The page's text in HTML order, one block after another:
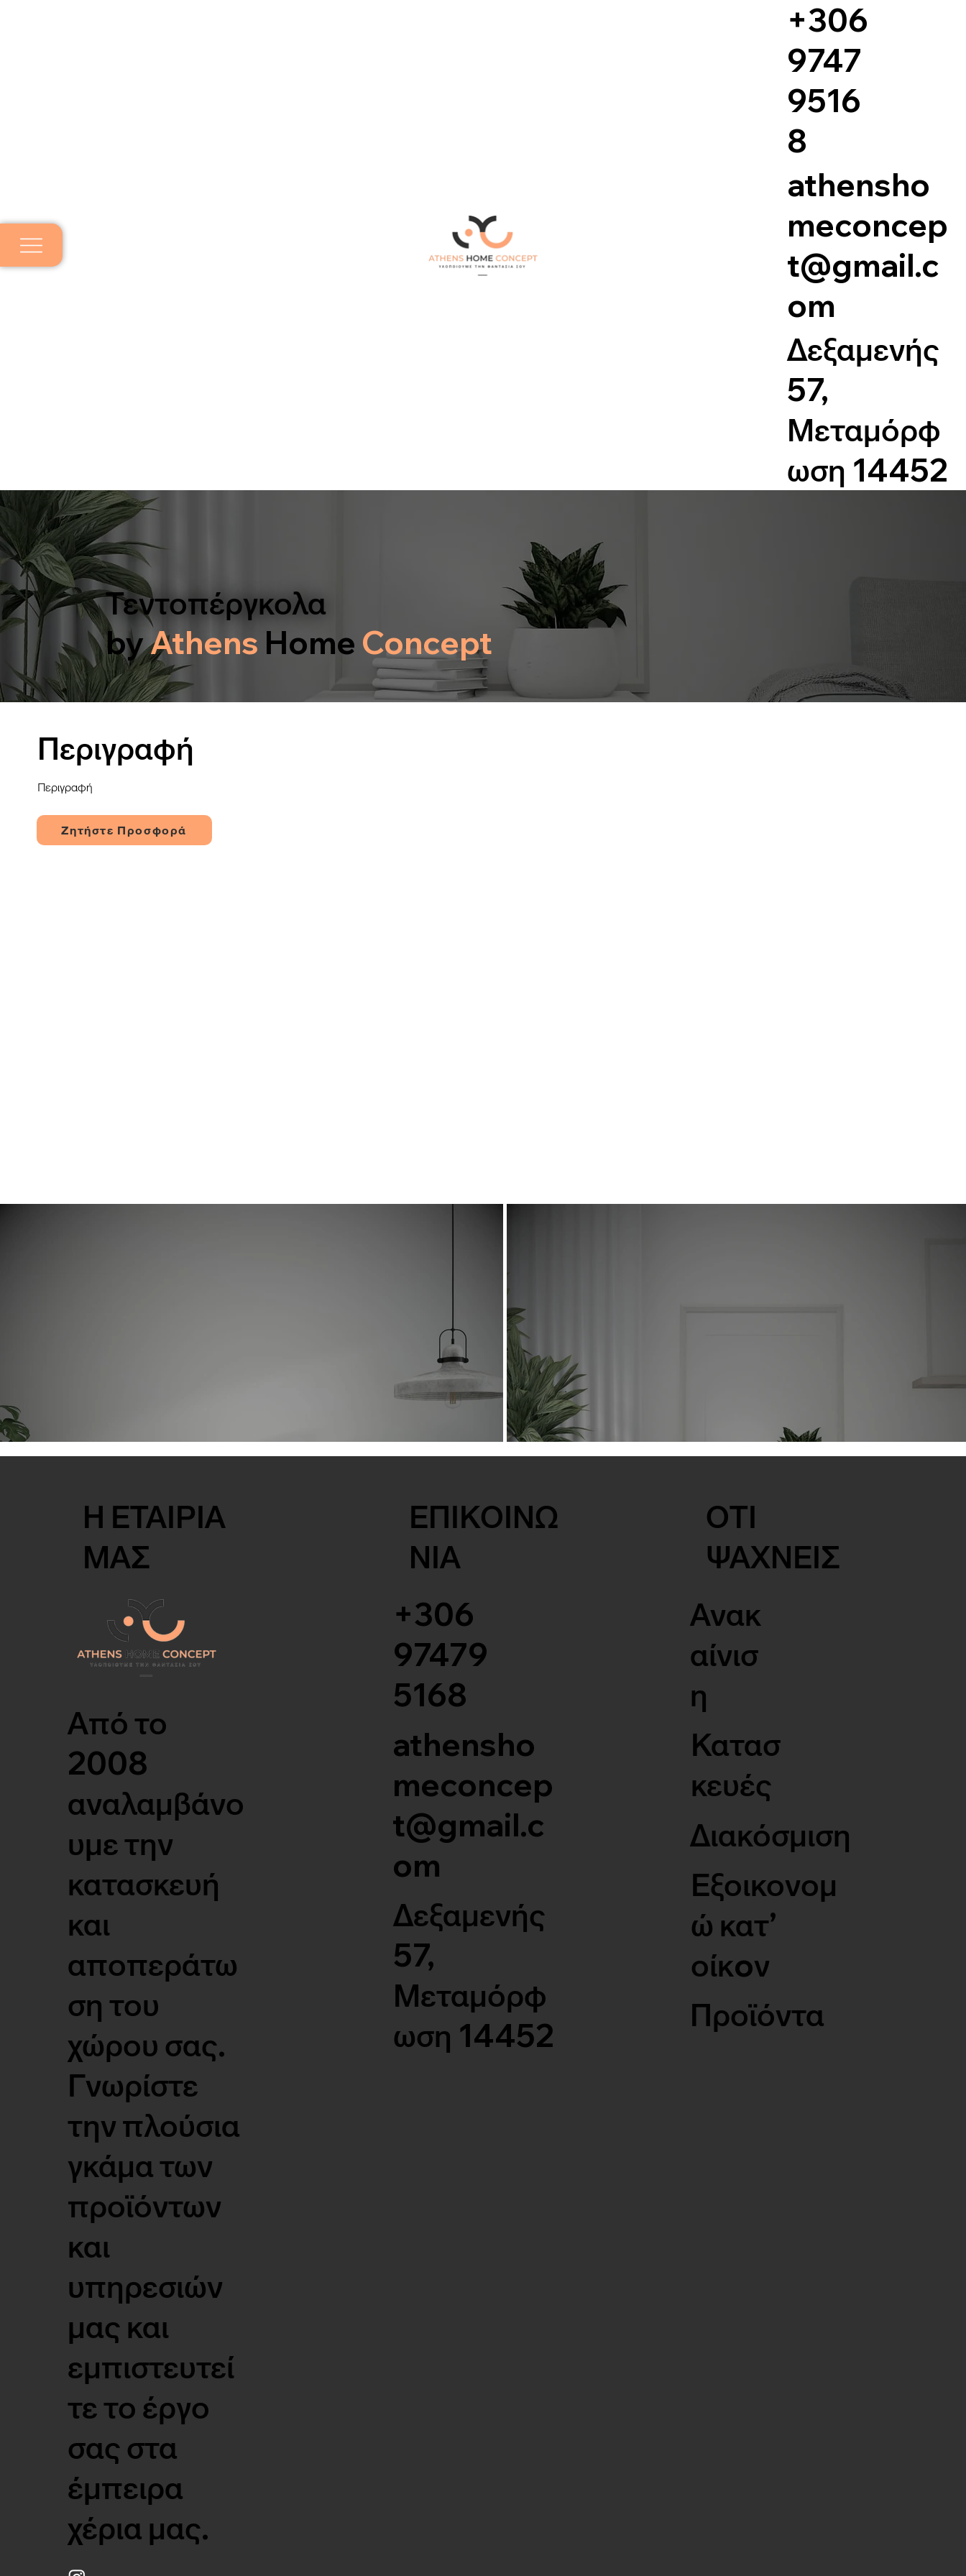
+306
9747
9516
8
athensho
meconcep
t@gmail.c
om
Δεξαμενής
57,
Μεταμόρφ
ωση 14452
Τεντοπέργκολα
byAthens Home Concept
Περιγραφή
Περιγραφή
Ζητήστε Προσφορά
Η ΕΤΑΙΡΙΑ
ΜΑΣ
Από το
2008
αναλαμβάνο
υμε την
κατασκευή
και
αποπεράτω
ση του
χώρου σας.
Γνωρίστε
την πλούσια
γκάμα των
προϊόντων
και
υπηρεσιών
μας και
εμπιστευτεί
τε το έργο
σας στα
έμπειρα
χέρια μας.
ΕΠΙΚΟΙΝΩ
ΝΙΑ
+306
97479
5168
athensho
meconcep
t@gmail.c
om
Δεξαμενής
57,
Μεταμόρφ
ωση 14452
ΟΤΙ
ΨΑΧΝΕΙΣ
Ανακ
αίνισ
η
Κατασ
κευές
Διακόσμιση
Εξοικονομ
ώ κατ’
οίκoν
Προϊόντα